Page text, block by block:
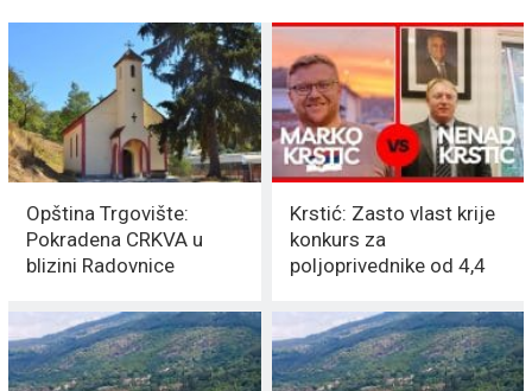
Opština Trgovište:
Pokradena CRKVA u
blizini Radovnice
Krstić: Zasto vlast krije
konkurs za
poljoprivednike od 4,4
Trgovištu